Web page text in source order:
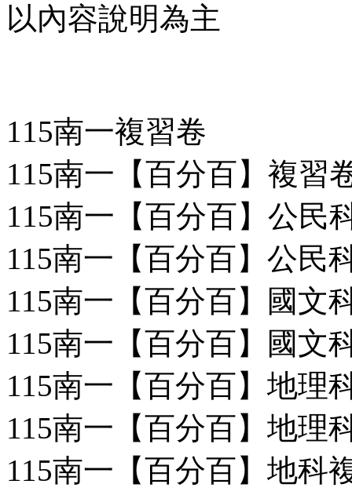
以內容說明為主
115南一複習卷
115南一【百分百】複習
115南一【百分百】公民
115南一【百分百】公民
115南一【百分百】國文
115南一【百分百】國文
115南一【百分百】地理
115南一【百分百】地理
115南一【百分百】地科